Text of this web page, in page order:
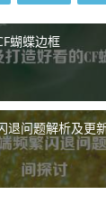
，时刻留意着
威胁。
鱼就会展现出
，庞大的身躯
背鳍露出水面
禁心生畏惧，
示着自己强大
蝴蝶边框
退问题解析及更